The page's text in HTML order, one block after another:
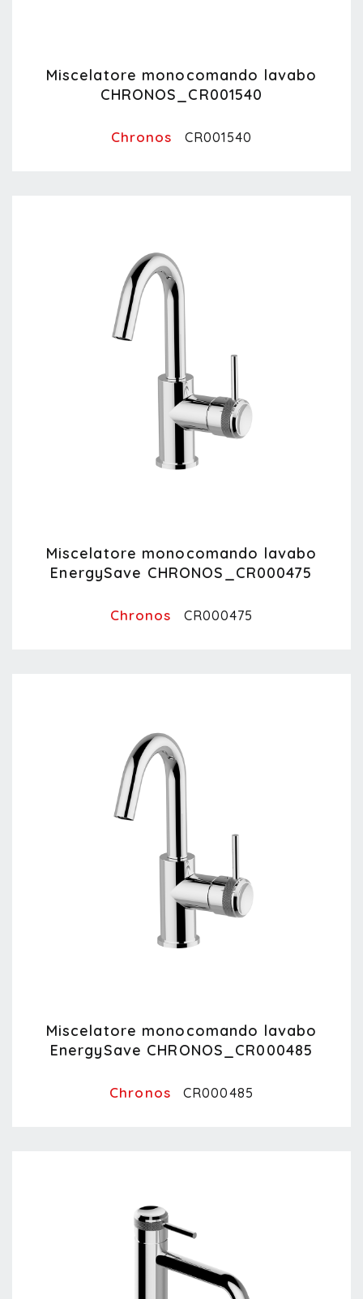
Miscelatore monocomando lavabo
CHRONOS_CR001540
Chronos CR001540
Miscelatore monocomando lavabo
EnergySave CHRONOS_CR000475
Chronos CR000475
Miscelatore monocomando lavabo
EnergySave CHRONOS_CR000485
Chronos CR000485